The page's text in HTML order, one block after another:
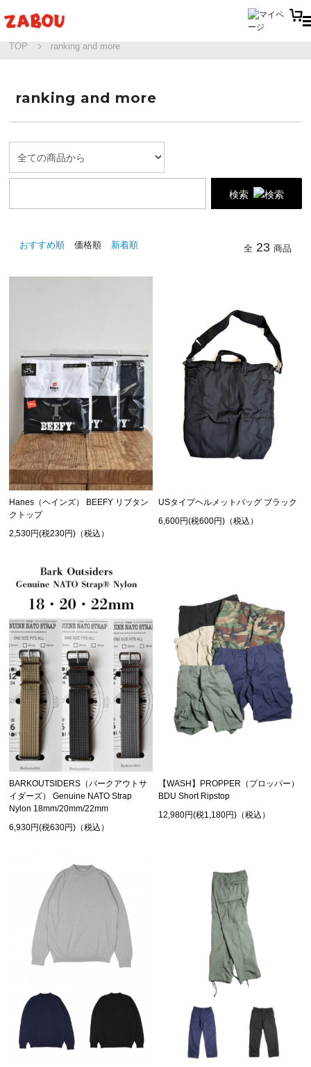
TOP ranking and more
ranking and more
検索
おすすめ順 価格順 新着順 全 23 商品
Hanes（ヘインズ） BEEFY リブタン
クトップ
2,530円(税230円)（税込）
USタイプヘルメットバッグ ブラック
6,600円(税600円)（税込）
BARKOUTSIDERS（バークアウトサ
イダーズ） Genuine NATO Strap
Nylon 18mm/20mm/22mm
6,930円(税630円)（税込）
【WASH】PROPPER（プロッパー）
BDU Short Ripstop
12,980円(税1,180円)（税込）